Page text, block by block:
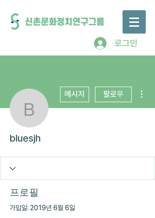
로그인
bluesjh
메시지 팔로우
bluesjh
프로필
가입일: 2019년 6월 6일